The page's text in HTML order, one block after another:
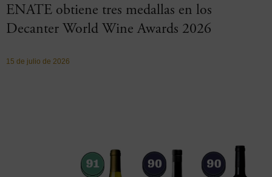
ENATE obtiene tres medallas en los
Decanter World Wine Awards 2026
15 de julio de 2026